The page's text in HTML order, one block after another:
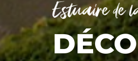
Estuaire de